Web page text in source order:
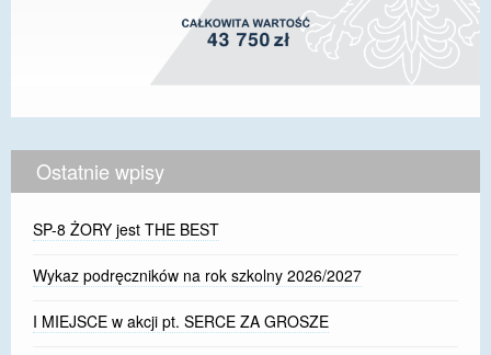
Ostatnie wpisy
SP-8 ŻORY jest THE BEST
Wykaz podręczników na rok szkolny 2026/2027
I MIEJSCE w akcji pt. SERCE ZA GROSZE